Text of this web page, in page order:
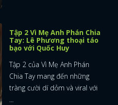
Tập 2 Vì Mẹ Anh Phán Chia
Tay: Lê Phương thoại táo
bạo với Quốc Huy
Tập 2 của Vì Mẹ Anh Phán
Chia Tay mang đến những
tràng cười dí dỏm và viral với
...